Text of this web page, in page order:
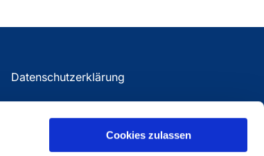
Cookies zulassen
Datenschutzerklärung
Impressum